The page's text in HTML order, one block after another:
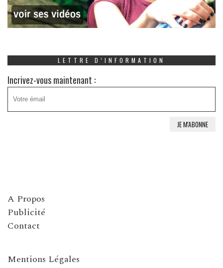
LETTRE D’INFORMATION
Incrivez-vous maintenant :
A Propos
Publicité
Contact
Mentions Légales